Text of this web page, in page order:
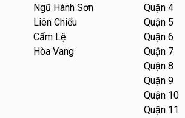
Ngũ Hành Sơn
Liên Chiểu
Cẩm Lệ
Hòa Vang
Quận 4
Quận 5
Quận 6
Quận 7
Quận 8
Quận 9
Quận 10
Quận 11